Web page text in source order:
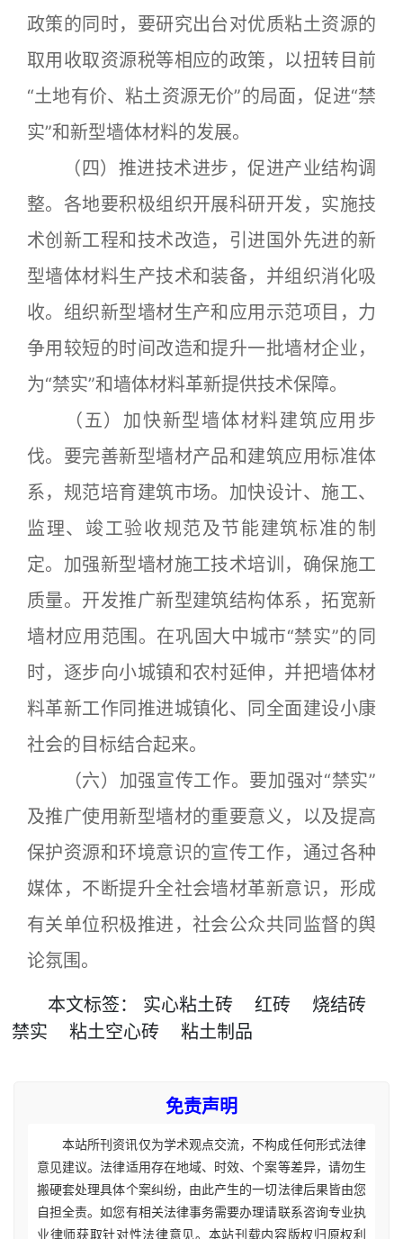
政策的同时，要研究出台对优质粘土资源的
取用收取资源税等相应的政策，以扭转目前
“土地有价、粘土资源无价”的局面，促进“禁
实”和新型墙体材料的发展。
（四）推进技术进步，促进产业结构调
整。各地要积极组织开展科研开发，实施技
术创新工程和技术改造，引进国外先进的新
型墙体材料生产技术和装备，并组织消化吸
收。组织新型墙材生产和应用示范项目，力
争用较短的时间改造和提升一批墙材企业，
为“禁实”和墙体材料革新提供技术保障。
（五）加快新型墙体材料建筑应用步
伐。要完善新型墙材产品和建筑应用标准体
系，规范培育建筑市场。加快设计、施工、
监理、竣工验收规范及节能建筑标准的制
定。加强新型墙材施工技术培训，确保施工
质量。开发推广新型建筑结构体系，拓宽新
墙材应用范围。在巩固大中城市“禁实”的同
时，逐步向小城镇和农村延伸，并把墙体材
料革新工作同推进城镇化、同全面建设小康
社会的目标结合起来。
（六）加强宣传工作。要加强对“禁实”
及推广使用新型墙材的重要意义，以及提高
保护资源和环境意识的宣传工作，通过各种
媒体，不断提升全社会墙材革新意识，形成
有关单位积极推进，社会公众共同监督的舆
论氛围。
本文标签： 实心粘土砖 红砖
烧结砖
禁实
粘土空心砖 粘土制品
免责声明
本站所刊资讯仅为学术观点交流，不构成任何形式法律
意见建议。法律适用存在地域、时效、个案等差异，请勿生
搬硬套处理具体个案纠纷，由此产生的一切法律后果皆由您
自担全责。如您有相关法律事务需要办理请联系咨询专业执
业律师获取针对性法律意见。本站刊载内容版权归原权利